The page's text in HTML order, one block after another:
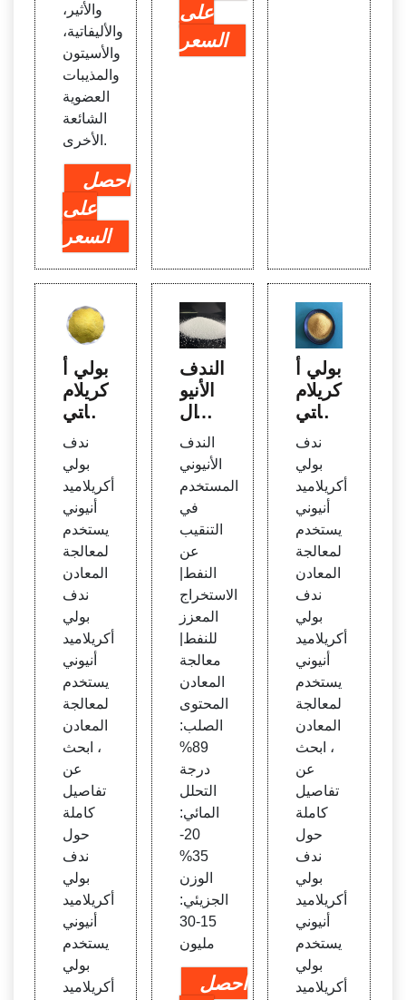
والأثير،
والأليفاتية،
والأسيتون
والمذيبات
العضوية
الشائعة
الأخرى.
احصل
على
السعر
على
السعر
بولي أ
كريلام
يد كاتي
وني ل
معالج
ة المع
ادن
ندف
بولي
أكريلاميد
أنيوني
يستخدم
لمعالجة
المعادن
ندف
بولي
أكريلاميد
أنيوني
يستخدم
لمعالجة
المعادن
، ابحث
عن
تفاصيل
كاملة
حول
ندف
بولي
أكريلاميد
أنيوني
يستخدم
بولي
أكريلاميد
الندف
الأنيو
ني ال
مستخ
دم ف
ي الت
نقيب
عن الن
فط|ا
لاستخ
راج ال
معزز
للنفط
|المعا
دن
الندف
الأنيوني
المستخدم
في
التنقيب
عن
النفط|
الاستخراج
المعزز
للنفط|
معالجة
المعادن
المحتوى
الصلب:
89%
درجة
التحلل
المائي:
20-
35%
الوزن
الجزيئي:
15-30
مليون
احصل
بولي أ
كريلام
يد كاتي
وني ل
معالج
ة المع
ادن
ندف
بولي
أكريلاميد
أنيوني
يستخدم
لمعالجة
المعادن
ندف
بولي
أكريلاميد
أنيوني
يستخدم
لمعالجة
المعادن
، ابحث
عن
تفاصيل
كاملة
حول
ندف
بولي
أكريلاميد
أنيوني
يستخدم
بولي
أكريلاميد